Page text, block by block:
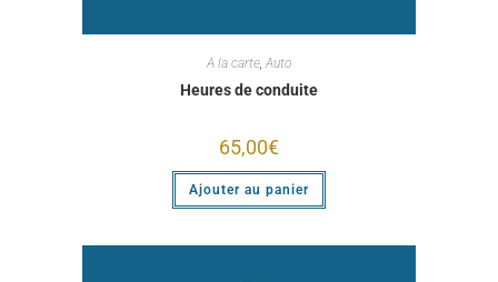
A la carte, Auto
Heures de conduite
65,00€
Ajouter au panier